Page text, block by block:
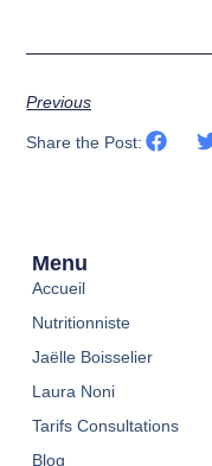
Previous
Share the Post:
Menu
Accueil
Nutritionniste
Jaëlle Boisselier
Laura Noni
Tarifs Consultations
Blog